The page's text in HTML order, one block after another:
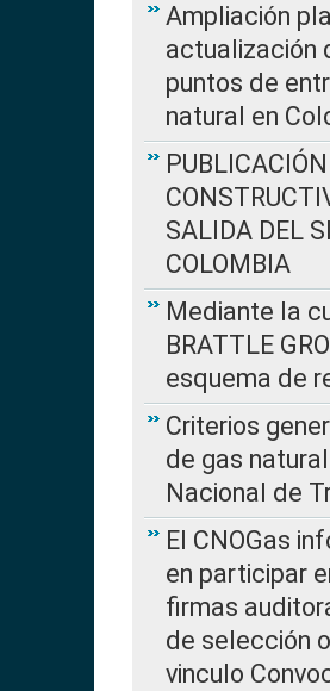
Ampliación
actualización
puntos de
natural en
SALIDA DEL
COLOMBIA
Mediante la
BRATTLE
esquema de
Criterios
de gas
Nacional de
El CNOGas
en participar
firmas
de selección
vinculo